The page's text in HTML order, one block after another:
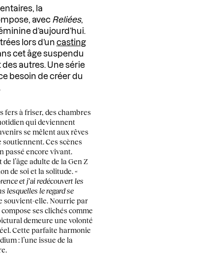
la
avec Reliées,
d’aujourd’hui.
lors d’un casting
cet âge suspendu
autres. Une série
besoin de créer du
fers à friser, des chambres
qui deviennent
se mêlent aux rêves
Ces scènes
passé encore vivant.
l’âge adulte de la Gen Z
de soi et la solitude.«
et j’ai redécouvert les
lesquelles le regard se
souvient-elle. Nourrie par
ses clichés comme
demeure une volonté
Cette parfaite harmonie
: l’une issue de la